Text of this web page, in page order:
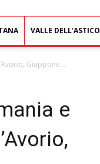
VALLE DELL’ASTICO
Giappone...
e